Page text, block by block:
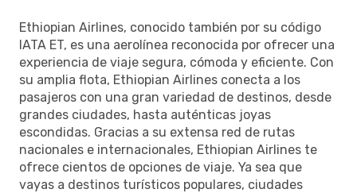
Ethiopian Airlines, conocido también por su código
IATA ET, es una aerolínea reconocida por ofrecer una
experiencia de viaje segura, cómoda y eficiente. Con
su amplia flota, Ethiopian Airlines conecta a los
pasajeros con una gran variedad de destinos, desde
grandes ciudades, hasta auténticas joyas
escondidas. Gracias a su extensa red de rutas
nacionales e internacionales, Ethiopian Airlines te
ofrece cientos de opciones de viaje. Ya sea que
vayas a destinos turísticos populares, ciudades